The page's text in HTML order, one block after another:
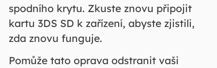
spodního krytu. Zkuste znovu připojit
kartu 3DS SD k zařízení, abyste zjistili,
zda znovu funguje.
Pomůže tato oprava odstranit vaši